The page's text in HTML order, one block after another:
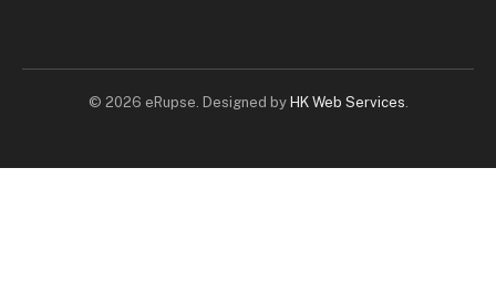
© 2026 eRupse. Designed by HK Web Services.